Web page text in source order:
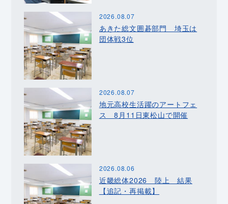
2026.08.07
あきた総文囲碁部門 埼玉は
団体戦3位
2026.08.07
地元高校生活躍のアートフェ
ス 8月11日東松山で開催
2026.08.06
近畿総体2026 陸上 結果
【追記・再掲載】